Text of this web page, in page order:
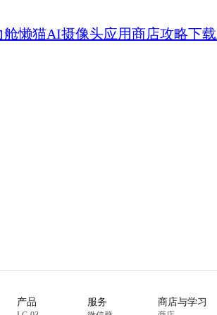
舱懒猫AI摄像头应用商店攻略下载
产品 服务 商店与学习